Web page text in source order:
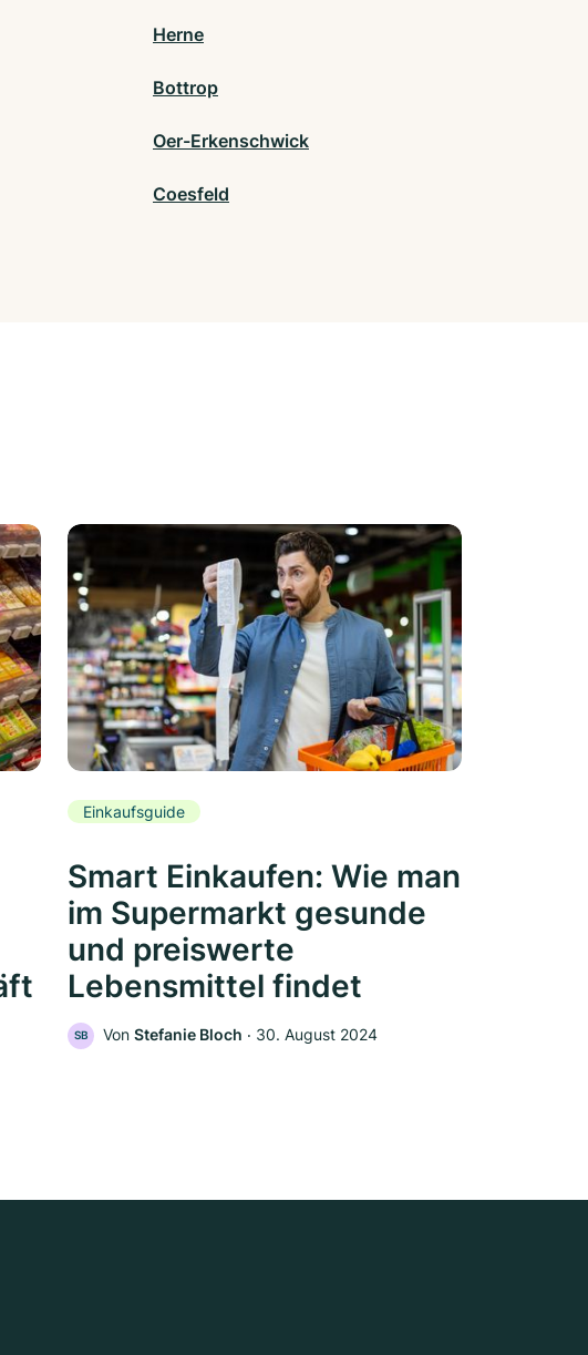
Herne
Bottrop
Oer-Erkenschwick
Coesfeld
Einkaufsguide
Smart Einkaufen: Wie man
im Supermarkt gesunde
und preiswerte
Lebensmittel findet
SB Von Stefanie Bloch ‧ 30. August 2024